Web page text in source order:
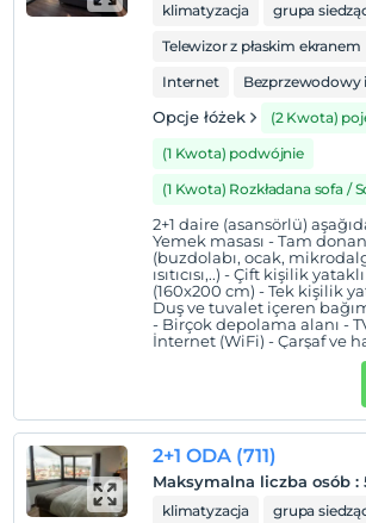
klimatyzacja
grupa
Telewizor z płaskim ekranem
Internet
Bezprzewodowy
Opcje łóżek
(2 Kwota)
(1 Kwota) podwójnie
(1 Kwota) Rozkładana sofa /
2+1 daire (asansörlü)
Yemek masası - Tam
(buzdolabı, ocak,
ısıtıcısı,..) - Çift kişilik
(160x200 cm) - Tek kişilik
Duş ve tuvalet içeren
- Birçok depolama alanı -
İnternet (WiFi) - Çarşaf ve
2+1 ODA (711)
Maksymalna liczba osób :
klimatyzacja
grupa